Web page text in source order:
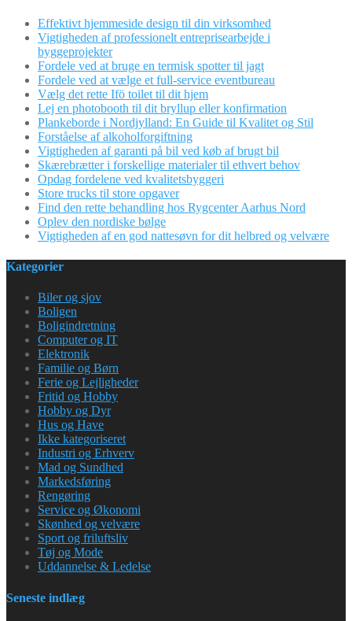
Effektivt hjemmeside design til din virksomhed
Vigtigheden af professionelt entreprisearbejde i
byggeprojekter
Fordele ved at bruge en termisk spotter til jagt
Fordele ved at vælge et full-service eventbureau
Vælg det rette Ifö toilet til dit hjem
Lej en photobooth til dit bryllup eller konfirmation
Plankeborde i Nordjylland: En Guide til Kvalitet og Stil
Forståelse af alkoholforgiftning
Vigtigheden af garanti på bil ved køb af brugt bil
Skærebrætter i forskellige materialer til ethvert behov
Opdag fordelene ved kvalitetsbyggeri
Store trucks til store opgaver
Find den rette behandling hos Rygcenter Aarhus Nord
Oplev den nordiske bølge
Vigtigheden af en god nattesøvn for dit helbred og velvære
Kategorier
Biler og sjov
Boligen
Boligindretning
Computer og IT
Elektronik
Familie og Børn
Ferie og Lejligheder
Fritid og Hobby
Hobby og Dyr
Hus og Have
Ikke kategoriseret
Industri og Erhverv
Mad og Sundhed
Markedsføring
Rengøring
Service og Økonomi
Skønhed og velvære
Sport og friluftsliv
Tøj og Mode
Uddannelse & Ledelse
Seneste indlæg